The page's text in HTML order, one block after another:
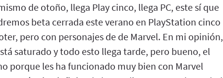
de otoño, llega Play cinco, llega PC, este sí que
beta cerrada este verano en PlayStation cinco
pero con personajes de de Marvel. En mi opinión,
saturado y todo esto llega tarde, pero bueno, el
porque les ha funcionado muy bien con Marvel